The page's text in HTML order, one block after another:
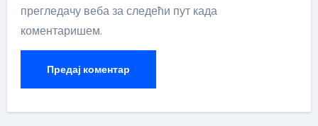
прегледачу веба за следећи пут када
коментаришем.